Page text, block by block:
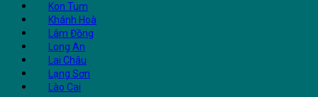
Kon Tum
Khánh Hoà
Lâm Đồng
Long An
Lai Châu
Lạng Sơn
Lào Cai